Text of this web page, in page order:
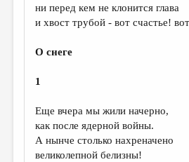
ни перед кем не клонится глава
и хвост трубой - вот счастье!
О снеге
1
Еще вчера мы жили начерно,
как после ядерной войны.
А нынче столько нахреначено
великолепной белизны!